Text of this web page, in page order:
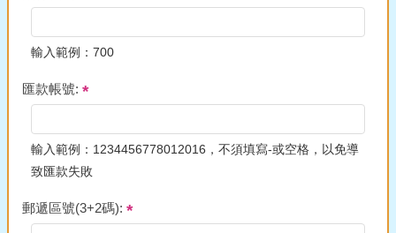
輸入範例：700
匯款帳號:
輸入範例：1234456778012016，不須填寫-或空格，以免導
致匯款失敗
郵遞區號(3+2碼):